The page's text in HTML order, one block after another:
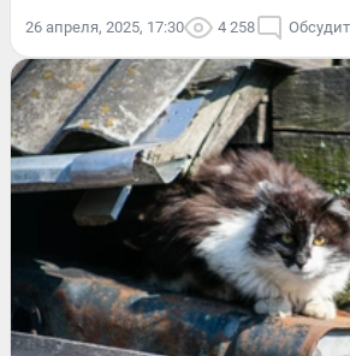
26 апреля, 2025, 17:30 4 258